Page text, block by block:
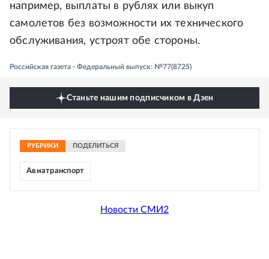
например, выплаты в рублях или выкуп
самолетов без возможности их технического
обслуживания, устроят обе стороны.
Российская газета - Федеральный выпуск: №77(8725)
Станьте нашим подписчиком в Дзен
РУБРИКИ ПОДЕЛИТЬСЯ
Авиатранспорт
Новости СМИ2